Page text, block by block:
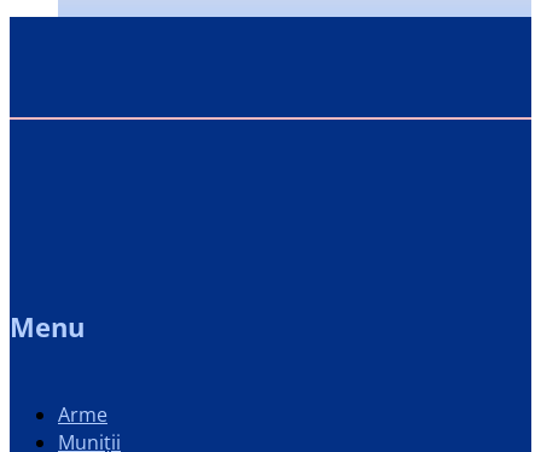
Menu
Arme
Muniții